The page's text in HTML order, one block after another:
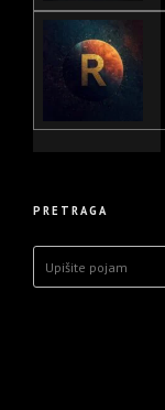
PRETRAGA